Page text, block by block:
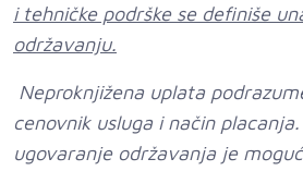
i tehničke podrške se definiše
održavanju.
Neproknjižena uplata
cenovnik usluga i način
ugovaranje održavanja je